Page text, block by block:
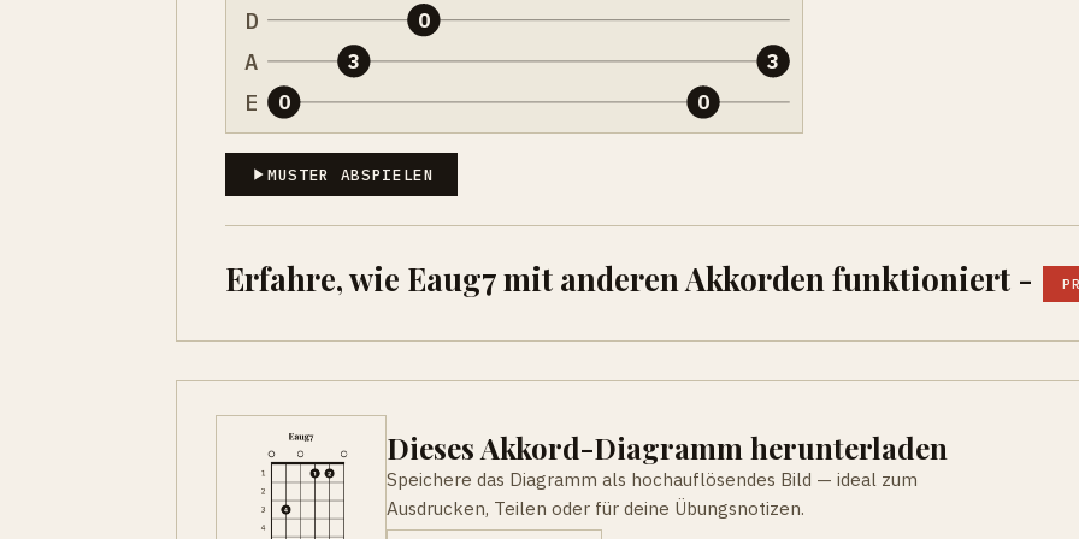
D
A
E 0
3
0
0
3
MUSTER ABSPIELEN
Erfahre, wie Eaug7 mit anderen Akkorden funktioniert -
Dieses Akkord-Diagramm herunterladen
Speichere das Diagramm als hochauflösendes Bild — ideal zum
Ausdrucken, Teilen oder für deine Übungsnotizen.